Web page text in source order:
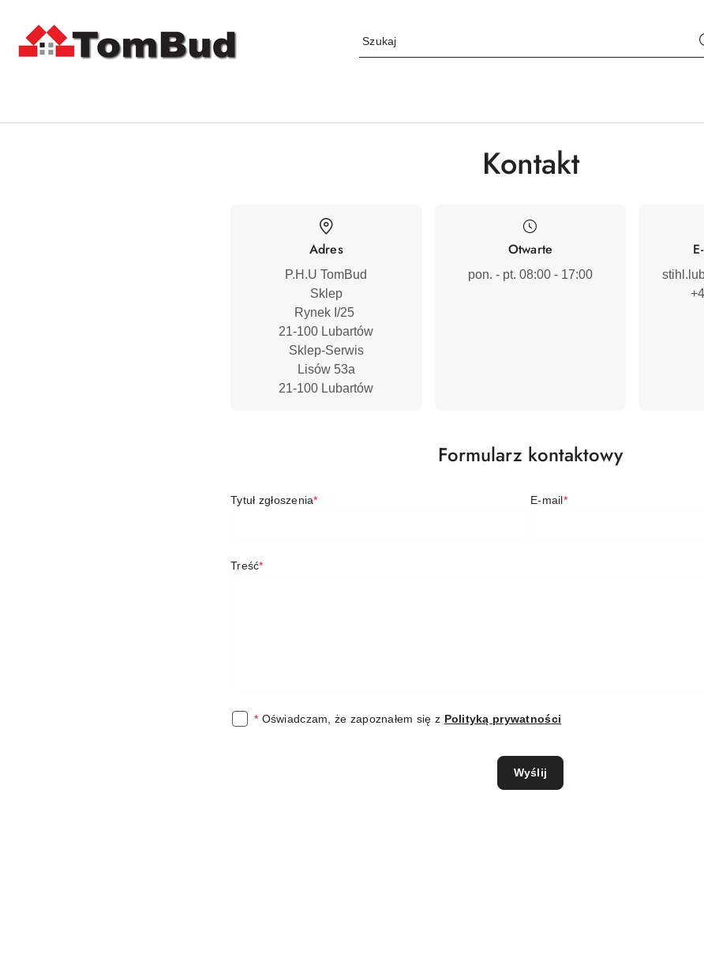
Kontakt
Adres
P.H.U TomBud
Sklep
Rynek I/25
21-100 Lubartów
Sklep-Serwis
Lisów 53a
21-100 Lubartów
Otwarte
pon. - pt. 08:00 - 17:00
Formularz kontaktowy
Tytuł zgłoszenia* E-mail*
Treść*
* Oświadczam, że zapoznałem się z Polityką prywatności
Wyślij